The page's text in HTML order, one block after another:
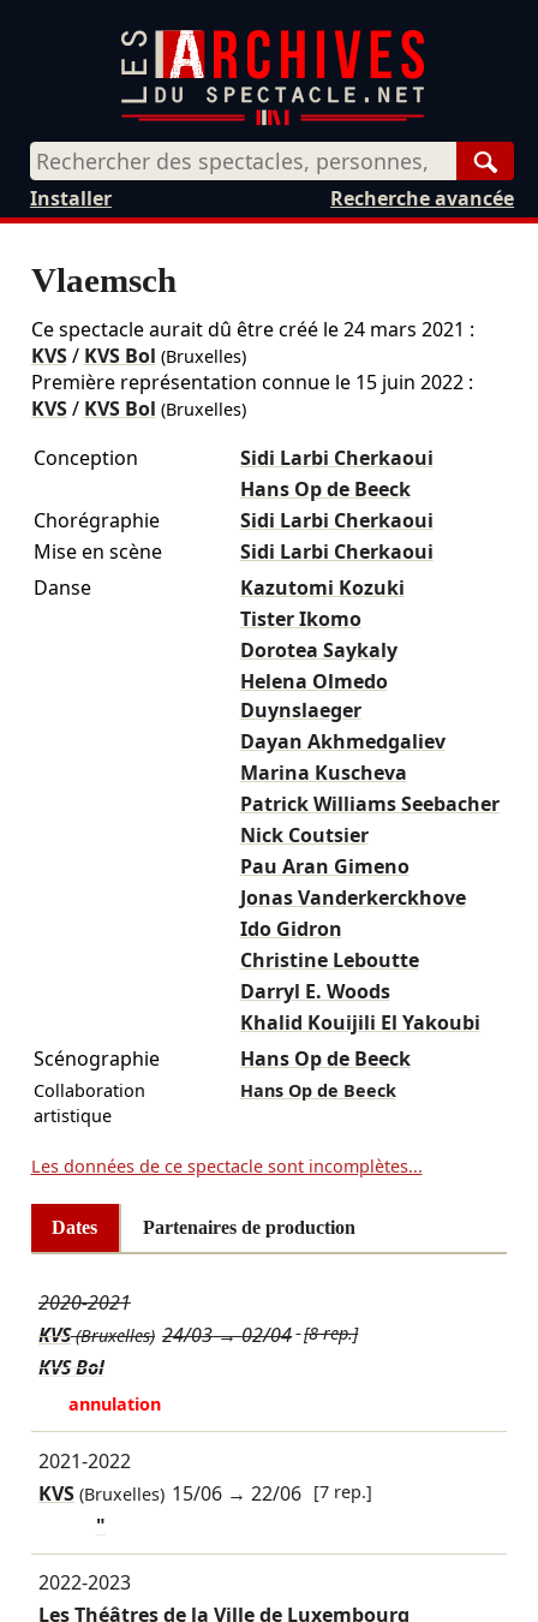
Recherche avancée
Installer
Vlaemsch
Ce spectacle aurait dû être créé le24 mars 2021 :
KVS/ KVS Bol (Bruxelles)
Première représentation connue le 15 juin 2022 :
KVS/ KVS Bol (Bruxelles)
Conception
Sidi Larbi Cherkaoui
Hans Op de Beeck
Chorégraphie
Sidi Larbi Cherkaoui
Mise en scène
Sidi Larbi Cherkaoui
Danse
Kazutomi Kozuki
Tister Ikomo
Dorotea Saykaly
Helena Olmedo
Duynslaeger
Dayan Akhmedgaliev
Marina Kuscheva
Patrick Williams Seebacher
Nick Coutsier
Pau Aran Gimeno
Jonas Vanderkerckhove
Ido Gidron
Christine Leboutte
Darryl E. Woods
Khalid Kouijili El Yakoubi
Scénographie
Hans Op de Beeck
Collaboration
artistique
Hans Op de Beeck
Les données de ce spectacle sont incomplètes...
Dates Partenaires de production
2020-2021
KVS(Bruxelles) 24/03→02/04 [8 rep.]
KVS Bol
annulation
2021-2022
KVS(Bruxelles) 15/06 →22/06 [7 rep.]
"
2022-2023
Les Théâtres de la Ville de Luxembourg